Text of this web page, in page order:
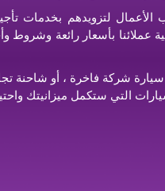
لتزويدهم بخدمات
عملائنا بأسعار رائعة
شركة فاخرة ، أو شاحنة
التي ستكمل ميزانيتك